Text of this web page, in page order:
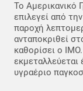
Το Αμερικανικό
επιλεγεί από
παροχή
ανταποκριθεί
καθορίσει ο
υγραέριο